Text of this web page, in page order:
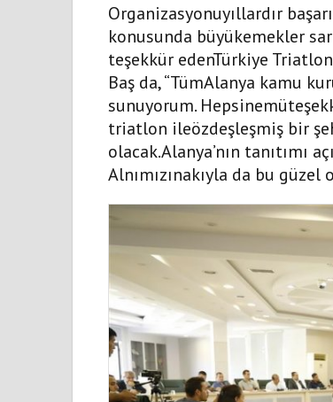
Organizasyonuyıllardır
konusunda büyükemekler
teşekkür edenTürkiye
Baş da, “TümAlanya kamu
sunuyorum.
triatlon ileözdeşleşmiş bir
olacak.Alanya’nın tanıtımı
Alnımızınakıyla da bu